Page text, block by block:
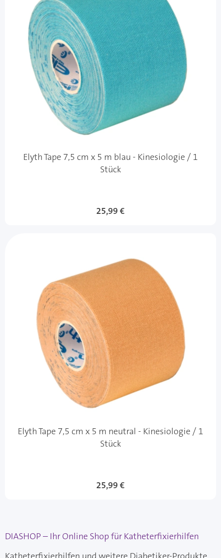
Elyth Tape 7,5 cm x 5 m blau - Kinesiologie / 1
Stück
25,99 €
Elyth Tape 7,5 cm x 5 m neutral - Kinesiologie / 1
Stück
25,99 €
DIASHOP – Ihr Online Shop für Katheterfixierhilfen